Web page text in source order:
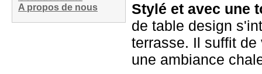
A propos de nous
Stylé et avec une
de table design
terrasse. Il suffit
une ambiance